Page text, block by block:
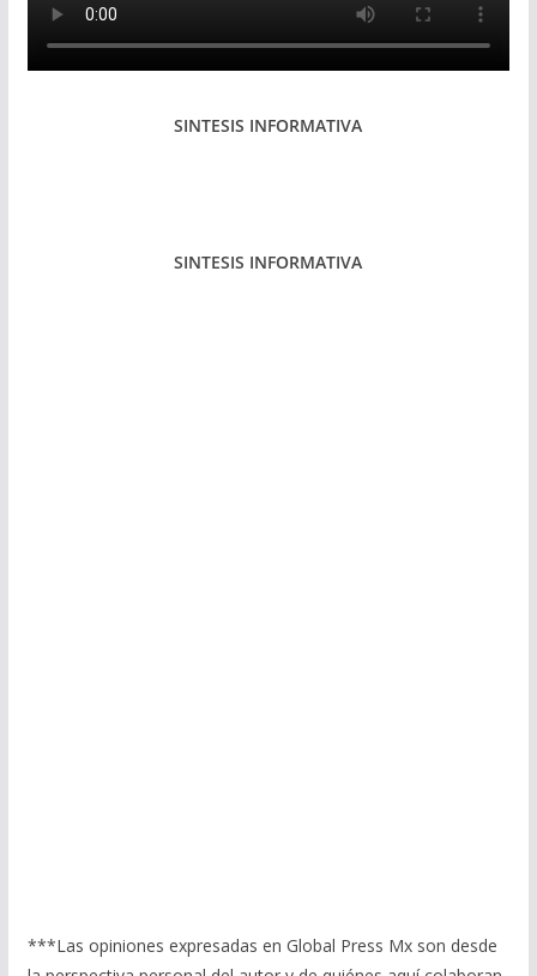
SINTESIS INFORMATIVA
SINTESIS INFORMATIVA
***Las opiniones expresadas en Global Press Mx son desde